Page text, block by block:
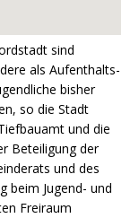
sind
als Aufenthalts-
bisher
so die Stadt
und die
Beteiligung der
und des
beim Jugend- und
Freiraum